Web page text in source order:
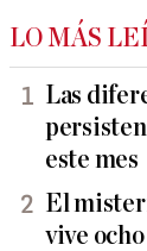
LO MÁS
Las
persisten
este mes
El
vive